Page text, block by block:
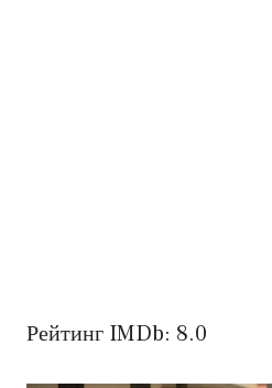
Рейтинг IMDb: 8.0